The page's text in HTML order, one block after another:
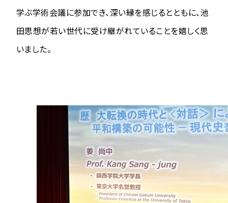
学ぶ学術会議に参加でき、深い縁を感じるとともに、池
田思想が若い世代に受け継がれていることを嬉しく思
いました。